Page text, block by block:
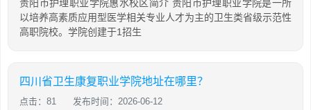
贵阳市护理职业学院惠水校区简介 贵阳市护理职业学院是一所
以培养高素质应用型医学相关专业人才为主的卫生类省级示范性
高职院校。学院创建于1招生
四川省卫生康复职业学院地址在哪里？
点击：81 发布时间：2026-06-12